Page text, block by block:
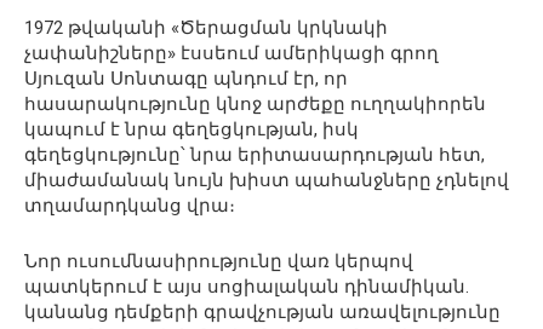
1972 թվականի «Ծերացման կրկնակի
չափանիշները» էսսեում ամերիկացի գրող
Սյուզան Սոնտագը պնդում էր, որ
հասարակությունը կնոջ արժեքը ուղղակիորեն
կապում է նրա գեղեցկության, իսկ
գեղեցկությունը՝ նրա երիտասարդության հետ,
միաժամանակ նույն խիստ պահանջները չդնելով
տղամարդկանց վրա։
Նոր ուսումնասիրությունը վառ կերպով
պատկերում է այս սոցիալական դինամիկան.
կանանց դեմքերի գրավչության առավելությունը